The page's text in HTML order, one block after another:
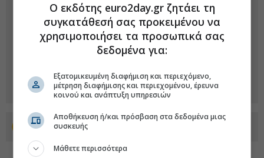
Προσθέστε το euro2day.gr στο Discover
Ο εκδότης euro2day.gr ζητάει τη
συγκατάθεσή σας προκειμένου να
χρησιμοποιήσει τα προσωπικά σας
δεδομένα για:
Εξατομικευμένη διαφήμιση και περιεχόμενο,
μέτρηση διαφήμισης και περιεχομένου, έρευνα
κοινού και ανάπτυξη υπηρεσιών
Αποθήκευση ή/και πρόσβαση στα δεδομένα μιας
συσκευής
Μάθετε περισσότερα